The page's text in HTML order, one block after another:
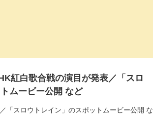
紅白歌合戦の演目が発表／「スロ
ムービー公開 など
「スロウトレイン」のスポットムービー公開 な